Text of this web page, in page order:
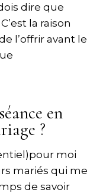
dire que
la raison
l’offrir avant le
en
?
moi
mariés qui me
de savoir